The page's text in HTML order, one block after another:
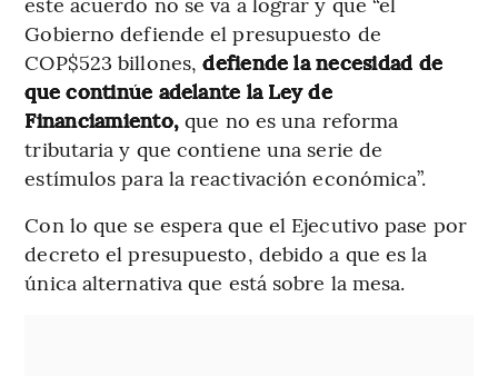
Gobierno defiende el presupuesto de
COP$523 billones, defiende la necesidad de
que continúe adelante la Ley de
Financiamiento,que no es una reforma
tributaria y que contiene una serie de
estímulos para la reactivación económica”.
Con lo que se espera que el Ejecutivo pase por
decreto el presupuesto, debido a que es la
única alternativa que está sobre la mesa.